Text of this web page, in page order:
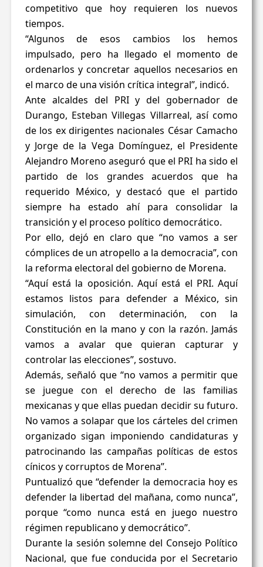
competitivo que hoy requieren los nuevos
tiempos.
“Algunos de esos cambios los hemos
impulsado, pero ha llegado el momento de
ordenarlos y concretar aquellos necesarios en
el marco de una visión crítica integral”, indicó.
Ante alcaldes del PRI y del gobernador de
Durango, Esteban Villegas Villarreal, así como
de los ex dirigentes nacionales César Camacho
y Jorge de la Vega Domínguez, el Presidente
Alejandro Moreno aseguró que el PRI ha sido el
partido de los grandes acuerdos que ha
requerido México, y destacó que el partido
siempre ha estado ahí para consolidar la
transición y el proceso político democrático.
Por ello, dejó en claro que “no vamos a ser
cómplices de un atropello a la democracia”, con
la reforma electoral del gobierno de Morena.
“Aquí está la oposición. Aquí está el PRI. Aquí
estamos listos para defender a México, sin
simulación, con determinación, con la
Constitución en la mano y con la razón. Jamás
vamos a avalar que quieran capturar y
controlar las elecciones”, sostuvo.
Además, señaló que “no vamos a permitir que
se juegue con el derecho de las familias
mexicanas y que ellas puedan decidir su futuro.
No vamos a solapar que los cárteles del crimen
organizado sigan imponiendo candidaturas y
patrocinando las campañas políticas de estos
cínicos y corruptos de Morena”.
Puntualizó que “defender la democracia hoy es
defender la libertad del mañana, como nunca”,
porque “como nunca está en juego nuestro
régimen republicano y democrático”.
Durante la sesión solemne del Consejo Político
Nacional, que fue conducida por el Secretario